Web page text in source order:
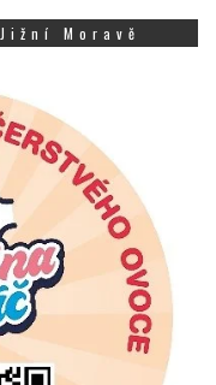
Moravě